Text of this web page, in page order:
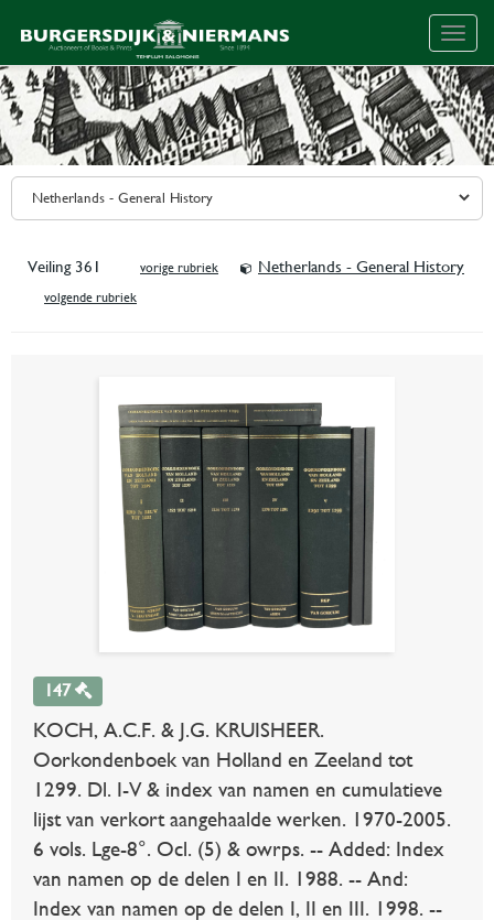
Veiling 361 vorige rubriek Netherlands - General History
volgende rubriek
147
KOCH, A.C.F. & J.G. KRUISHEER.
Oorkondenboek van Holland en Zeeland tot
1299. Dl. I-V & index van namen en cumulatieve
lijst van verkort aangehaalde werken. 1970-2005.
6 vols. Lge-8°. Ocl. (5) & owrps. -- Added: Index
van namen op de delen I en II. 1988. -- And:
Index van namen op de delen I, II en III. 1998. --